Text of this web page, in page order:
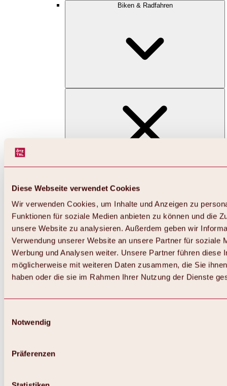
Diese Webseite verwendet Cookies
Wir verwenden Cookies, um Inhalte und Anzeigen zu
Funktionen für soziale Medien anbieten zu können und die
unsere Website zu analysieren. Außerdem geben wir
Verwendung unserer Website an unsere Partner für soziale
Werbung und Analysen weiter. Unsere Partner führen diese
möglicherweise mit weiteren Daten zusammen, die Sie
haben oder die sie im Rahmen Ihrer Nutzung der Dienste
Notwendig
Präferenzen
Biken & Radfahren